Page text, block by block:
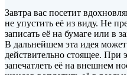
Завтра вас посетит
не упустить её из виду. Не
записать её на бумаге или в
В дальнейшем эта идея
действительно стоящее. При
запечатлеть её на внешнем